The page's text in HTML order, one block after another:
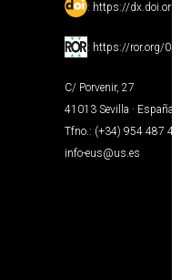
: https://
: https://ror.org/
C/ Porvenir, 27
41013 Sevilla · España
Tfno.: (+34) 954 487
info-eus@us.es